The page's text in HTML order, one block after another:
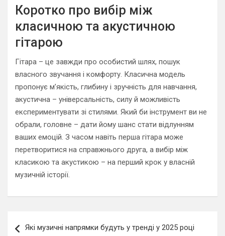
Коротко про вибір між
класичною та акустичною
гітарою
Гітара – це завжди про особистий шлях, пошук
власного звучання і комфорту. Класична модель
пропонує м’якість, глибину і зручність для навчання,
акустична – універсальність, силу й можливість
експериментувати зі стилями. Який би інструмент ви не
обрали, головне – дати йому шанс стати відлунням
ваших емоцій. З часом навіть перша гітара може
перетворитися на справжнього друга, а вибір між
класикою та акустикою – на перший крок у власній
музичній історії.
Які музичні напрямки будуть у тренді у 2025 році